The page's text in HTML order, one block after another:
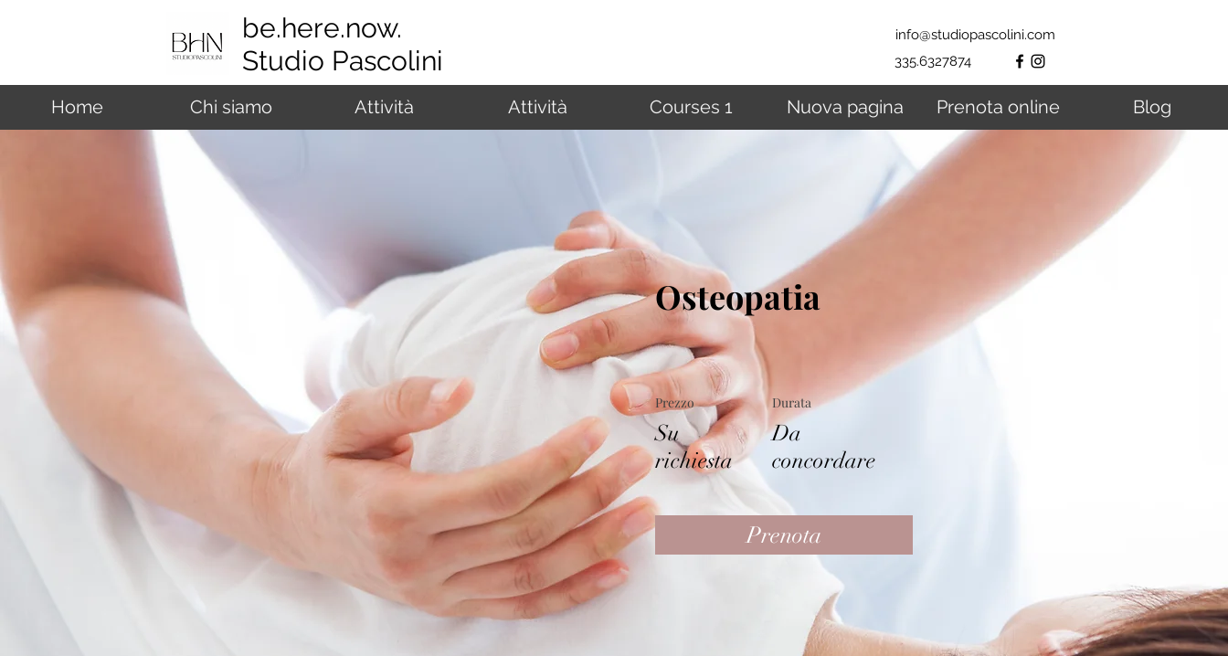
be.here.now.
Studio Pascolini
info@studiopascolini.com
335.6327874
Home Chi siamo Attività Attività Courses 1 Nuova pagina Prenota online Blog
Osteopatia
Prezzo
Su
richiesta
Durata
Da
concordare
Prenota